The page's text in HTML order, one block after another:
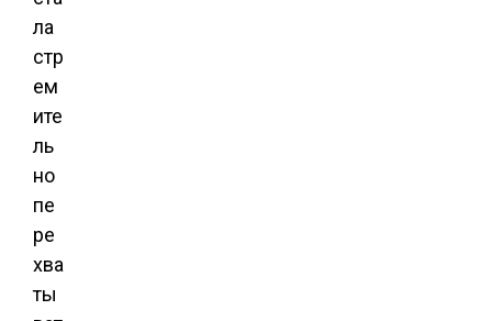
ла
стр
ем
ите
ль
но
пе
ре
хва
ты